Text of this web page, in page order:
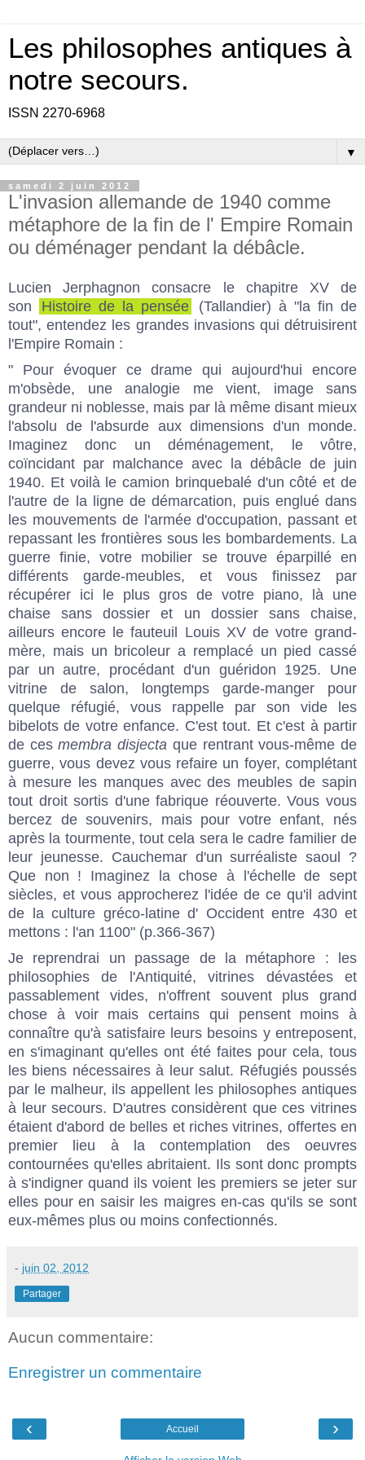
Les philosophes antiques à
notre secours.
ISSN 2270-6968
▼
samedi 2 juin 2012
L'invasion allemande de 1940 comme
métaphore de la fin de l' Empire Romain
ou déménager pendant la débâcle.
Lucien Jerphagnon consacre le chapitre XV de
son
Histoire de la pensée
(Tallandier) à "la fin de
tout", entendez les grandes invasions qui détruisirent
l'Empire Romain :
" Pour évoquer ce drame qui aujourd'hui encore
m'obsède, une analogie me vient, image sans
grandeur ni noblesse, mais par là même disant mieux
l'absolu de l'absurde aux dimensions d'un monde.
Imaginez donc un déménagement, le vôtre,
coïncidant par malchance avec la débâcle de juin
1940. Et voilà le camion brinquebalé d'un côté et de
l'autre de la ligne de démarcation, puis englué dans
les mouvements de l'armée d'occupation, passant et
repassant les frontières sous les bombardements. La
guerre finie, votre mobilier se trouve éparpillé en
différents garde-meubles, et vous finissez par
récupérer ici le plus gros de votre piano, là une
chaise sans dossier et un dossier sans chaise,
ailleurs encore le fauteuil Louis XV de votre grand-
mère, mais un bricoleur a remplacé un pied cassé
par un autre, procédant d'un guéridon 1925. Une
vitrine de salon, longtemps garde-manger pour
quelque réfugié, vous rappelle par son vide les
bibelots de votre enfance. C'est tout. Et c'est à partir
de cesmembra disjecta que rentrant vous-même de
guerre, vous devez vous refaire un foyer, complétant
à mesure les manques avec des meubles de sapin
tout droit sortis d'une fabrique réouverte. Vous vous
bercez de souvenirs, mais pour votre enfant, nés
après la tourmente, tout cela sera le cadre familier de
leur jeunesse. Cauchemar d'un surréaliste saoul ?
Que non ! Imaginez la chose à l'échelle de sept
siècles, et vous approcherez l'idée de ce qu'il advint
de la culture gréco-latine d' Occident entre 430 et
mettons : l'an 1100" (p.366-367)
Je reprendrai un passage de la métaphore : les
philosophies de l'Antiquité, vitrines dévastées et
passablement vides, n'offrent souvent plus grand
chose à voir mais certains qui pensent moins à
connaître qu'à satisfaire leurs besoins y entreposent,
en s'imaginant qu'elles ont été faites pour cela, tous
les biens nécessaires à leur salut. Réfugiés poussés
par le malheur, ils appellent les philosophes antiques
à leur secours. D'autres considèrent que ces vitrines
étaient d'abord de belles et riches vitrines, offertes en
premier lieu à la contemplation des oeuvres
contournées qu'elles abritaient. Ils sont donc prompts
à s'indigner quand ils voient les premiers se jeter sur
elles pour en saisir les maigres en-cas qu'ils se sont
eux-mêmes plus ou moins confectionnés.
- juin 02, 2012
Partager
Aucun commentaire:
Enregistrer un commentaire
‹ ›
Accueil